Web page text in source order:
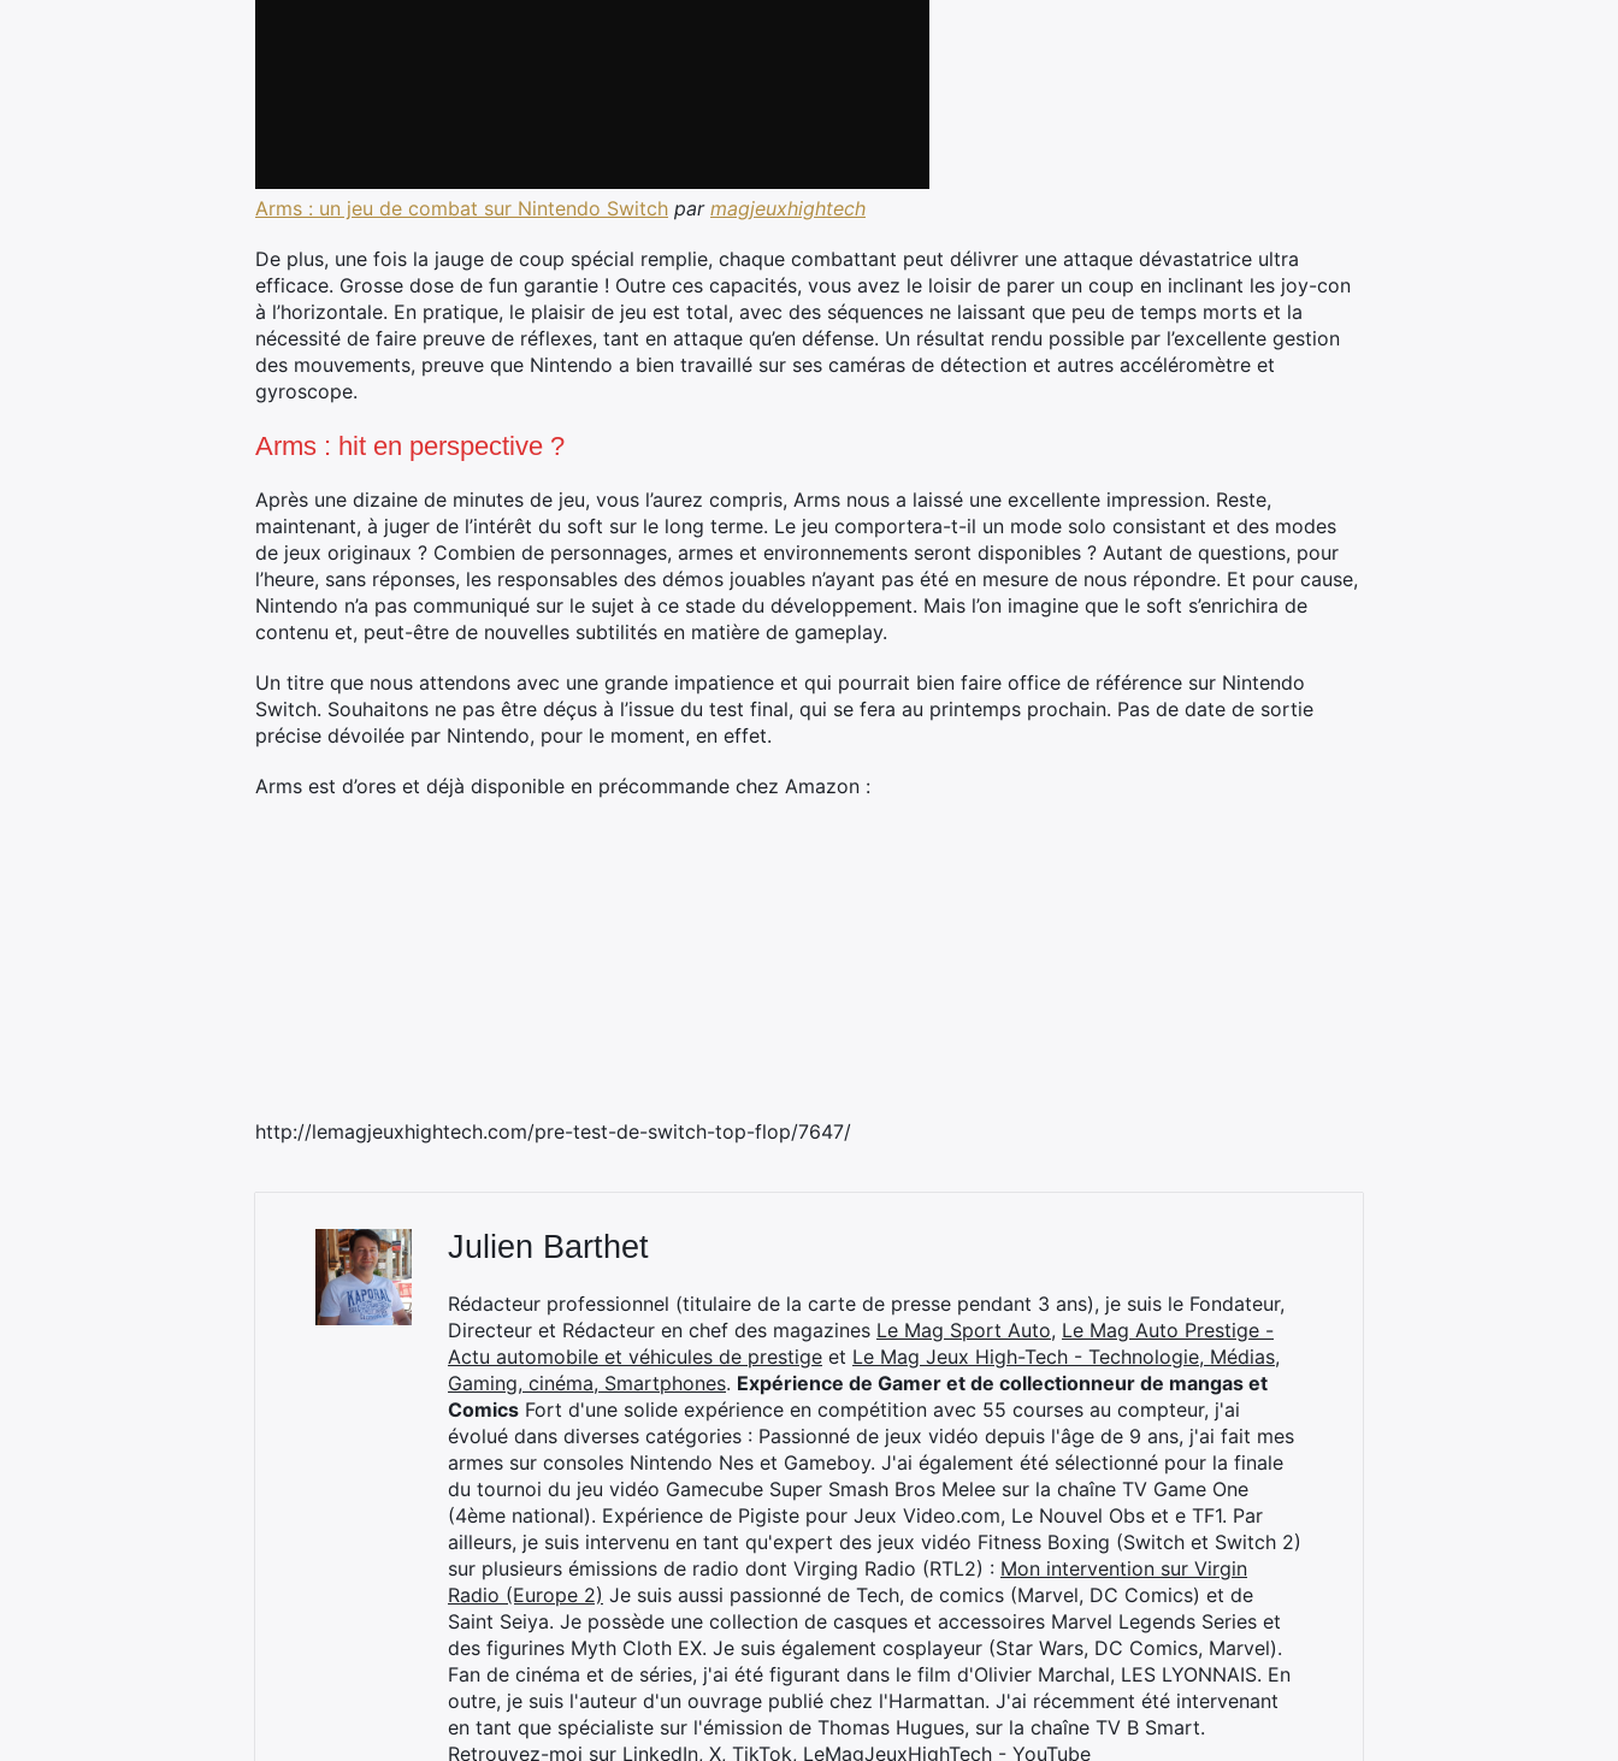
Arms : un jeu de combat sur Nintendo Switch par magjeuxhightech
De plus, une fois la jauge de coup spécial remplie, chaque combattant peut délivrer une attaque dévastatrice ultra
efficace. Grosse dose de fun garantie ! Outre ces capacités, vous avez le loisir de parer un coup en inclinant les joy-con
à l’horizontale. En pratique, le plaisir de jeu est total, avec des séquences ne laissant que peu de temps morts et la
nécessité de faire preuve de réflexes, tant en attaque qu’en défense. Un résultat rendu possible par l’excellente gestion
des mouvements, preuve que Nintendo a bien travaillé sur ses caméras de détection et autres accéléromètre et
gyroscope.
Arms : hit en perspective ?
Après une dizaine de minutes de jeu, vous l’aurez compris, Arms nous a laissé une excellente impression. Reste,
maintenant, à juger de l’intérêt du soft sur le long terme. Le jeu comportera-t-il un mode solo consistant et des modes
de jeux originaux ? Combien de personnages, armes et environnements seront disponibles ? Autant de questions, pour
l’heure, sans réponses, les responsables des démos jouables n’ayant pas été en mesure de nous répondre. Et pour cause,
Nintendo n’a pas communiqué sur le sujet à ce stade du développement. Mais l’on imagine que le soft s’enrichira de
contenu et, peut-être de nouvelles subtilités en matière de gameplay.
Un titre que nous attendons avec une grande impatience et qui pourrait bien faire office de référence sur Nintendo
Switch. Souhaitons ne pas être déçus à l’issue du test final, qui se fera au printemps prochain. Pas de date de sortie
précise dévoilée par Nintendo, pour le moment, en effet.
Arms est d’ores et déjà disponible en précommande chez Amazon :
http://lemagjeuxhightech.com/pre-test-de-switch-top-flop/7647/
Julien Barthet
Rédacteur professionnel (titulaire de la carte de presse pendant 3 ans), je suis le Fondateur,
Directeur et Rédacteur en chef des magazines Le Mag Sport Auto, Le Mag Auto Prestige -
Actu automobile et véhicules de prestige et Le Mag Jeux High-Tech - Technologie, Médias,
Gaming, cinéma, Smartphones. Expérience de Gamer et de collectionneur de mangas et
Comics Fort d'une solide expérience en compétition avec 55 courses au compteur, j'ai
évolué dans diverses catégories : Passionné de jeux vidéo depuis l'âge de 9 ans, j'ai fait mes
armes sur consoles Nintendo Nes et Gameboy. J'ai également été sélectionné pour la finale
du tournoi du jeu vidéo Gamecube Super Smash Bros Melee sur la chaîne TV Game One
(4ème national). Expérience de Pigiste pour Jeux Video.com, Le Nouvel Obs et e TF1. Par
ailleurs, je suis intervenu en tant qu'expert des jeux vidéo Fitness Boxing (Switch et Switch 2)
sur plusieurs émissions de radio dont Virging Radio (RTL2) : Mon intervention sur Virgin
Radio (Europe 2) Je suis aussi passionné de Tech, de comics (Marvel, DC Comics) et de
Saint Seiya. Je possède une collection de casques et accessoires Marvel Legends Series et
des figurines Myth Cloth EX. Je suis également cosplayeur (Star Wars, DC Comics, Marvel).
Fan de cinéma et de séries, j'ai été figurant dans le film d'Olivier Marchal, LES LYONNAIS. En
outre, je suis l'auteur d'un ouvrage publié chez l'Harmattan. J'ai récemment été intervenant
en tant que spécialiste sur l'émission de Thomas Hugues, sur la chaîne TV B Smart.
Retrouvez-moi sur LinkedIn, X, TikTok, LeMagJeuxHighTech - YouTube